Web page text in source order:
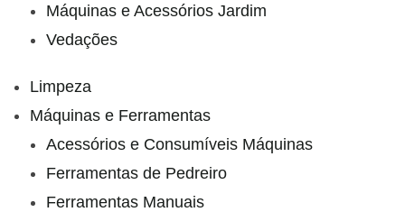
Máquinas e Acessórios Jardim
Vedações
Limpeza
Máquinas e Ferramentas
Acessórios e Consumíveis Máquinas
Ferramentas de Pedreiro
Ferramentas Manuais